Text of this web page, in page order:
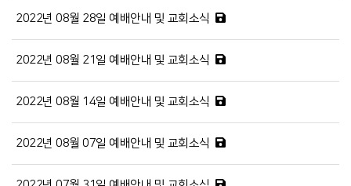
2022년 08월 28일 예배안내 및 교회소식
2022년 08월 21일 예배안내 및 교회소식
2022년 08월 14일 예배안내 및 교회소식
2022년 08월 07일 예배안내 및 교회소식